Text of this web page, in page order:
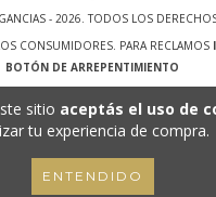
sitio aceptás el uso de
tu experiencia de compra.
ENTENDIDO
- 2026. TODOS LOS
CONSUMIDORES. PARA RECLAMOS
BOTÓN DE ARREPENTIMIENTO